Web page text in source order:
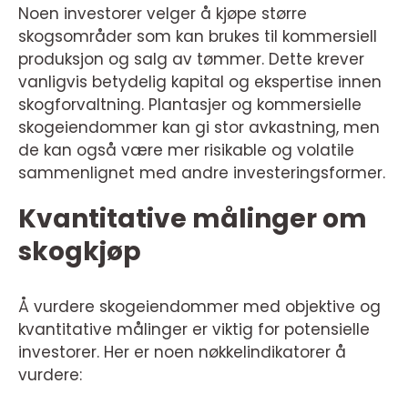
Noen investorer velger å kjøpe større
skogsområder som kan brukes til kommersiell
produksjon og salg av tømmer. Dette krever
vanligvis betydelig kapital og ekspertise innen
skogforvaltning. Plantasjer og kommersielle
skogeiendommer kan gi stor avkastning, men
de kan også være mer risikable og volatile
sammenlignet med andre investeringsformer.
Kvantitative målinger om
skogkjøp
Å vurdere skogeiendommer med objektive og
kvantitative målinger er viktig for potensielle
investorer. Her er noen nøkkelindikatorer å
vurdere: